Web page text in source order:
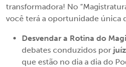
transformadora! No
você terá a oportunidade única
Desvendar a Rotina do
debates conduzidos por
que estão no dia a dia do